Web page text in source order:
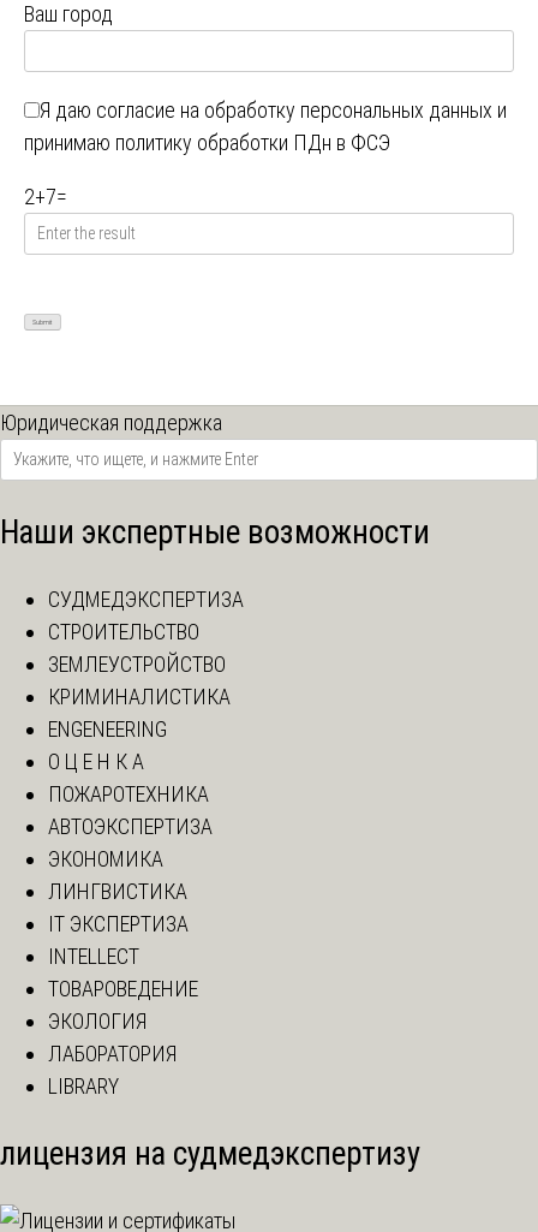
Ваш город
Я даю согласие на обработку персональных данных и
принимаю политику обработки ПДн в ФСЭ
2+7=
Юридическая поддержка
Наши экспертные возможности
СУДМЕДЭКСПЕРТИЗА
СТРОИТЕЛЬСТВО
ЗЕМЛЕУСТРОЙСТВО
КРИМИНАЛИСТИКА
ENGENEERING
О Ц Е Н К А
ПОЖАРОТЕХНИКА
АВТОЭКСПЕРТИЗА
ЭКОНОМИКА
ЛИНГВИСТИКА
IT ЭКСПЕРТИЗА
INTELLECT
ТОВАРОВЕДЕНИЕ
ЭКОЛОГИЯ
ЛАБОРАТОРИЯ
LIBRARY
лицензия на судмедэкспертизу